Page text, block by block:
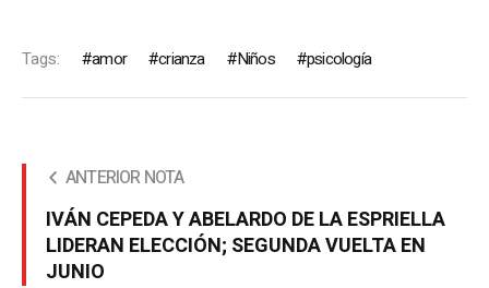
Tags: amor crianza Niños psicología
ANTERIOR NOTA
IVÁN CEPEDA Y ABELARDO DE LA ESPRIELLA
LIDERAN ELECCIÓN; SEGUNDA VUELTA EN
JUNIO